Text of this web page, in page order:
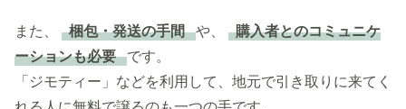
また、 梱包・発送の手間 や、
購入者とのコミュニケ
ーションも必要 です。
「ジモティー」などを利用して、地元で引き取りに来てく